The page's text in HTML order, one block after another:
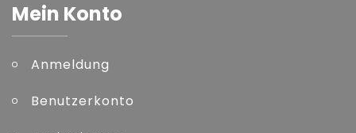
Mein Konto
Anmeldung
Benutzerkonto